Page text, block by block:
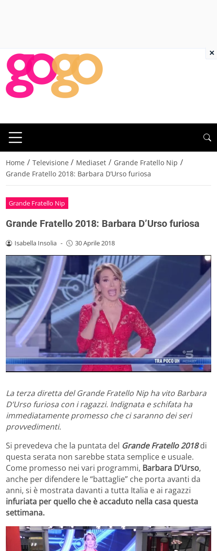
Home / Televisione / Mediaset / Grande Fratello Nip /
Grande Fratello 2018: Barbara D’Urso furiosa
Grande Fratello Nip
Grande Fratello 2018: Barbara D’Urso furiosa
Isabella Insolia - 30 Aprile 2018
La terza diretta del Grande Fratello Nip ha vito Barbara
D’Urso furiosa con i ragazzi. Indignata e schifata ha
immediatamente promesso che ci saranno dei seri
provvedimenti.
Si prevedeva che la puntata del Grande Fratello 2018 di
questa serata non sarebbe stata semplice e usuale.
Come promesso nei vari programmi, Barbara D’Urso,
anche per difendere le “battaglie” che porta avanti da
anni, si è mostrata davanti a tutta Italia e ai ragazzi
infuriata per quello che è accaduto nella casa questa
settimana.
×